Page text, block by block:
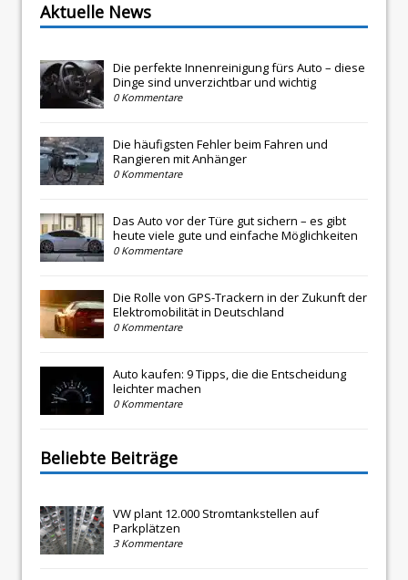
Aktuelle News
Die perfekte Innenreinigung fürs Auto – diese
Dinge sind unverzichtbar und wichtig
0 Kommentare
Die häufigsten Fehler beim Fahren und
Rangieren mit Anhänger
0 Kommentare
Das Auto vor der Türe gut sichern – es gibt
heute viele gute und einfache Möglichkeiten
0 Kommentare
Die Rolle von GPS-Trackern in der Zukunft der
Elektromobilität in Deutschland
0 Kommentare
Auto kaufen: 9 Tipps, die die Entscheidung
leichter machen
0 Kommentare
Beliebte Beiträge
VW plant 12.000 Stromtankstellen auf
Parkplätzen
3 Kommentare